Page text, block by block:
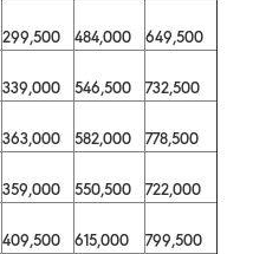
299,500 484,000
649,500
339,000 546,500
732,500
363,000 582,000
778,500
359,000 550,500
722,000
409,500 615,000
799,500